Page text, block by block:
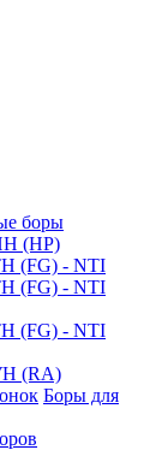
боры
(HP)
(FG) - NTI
(FG) - NTI
(FG) - NTI
(RA)
Боры для